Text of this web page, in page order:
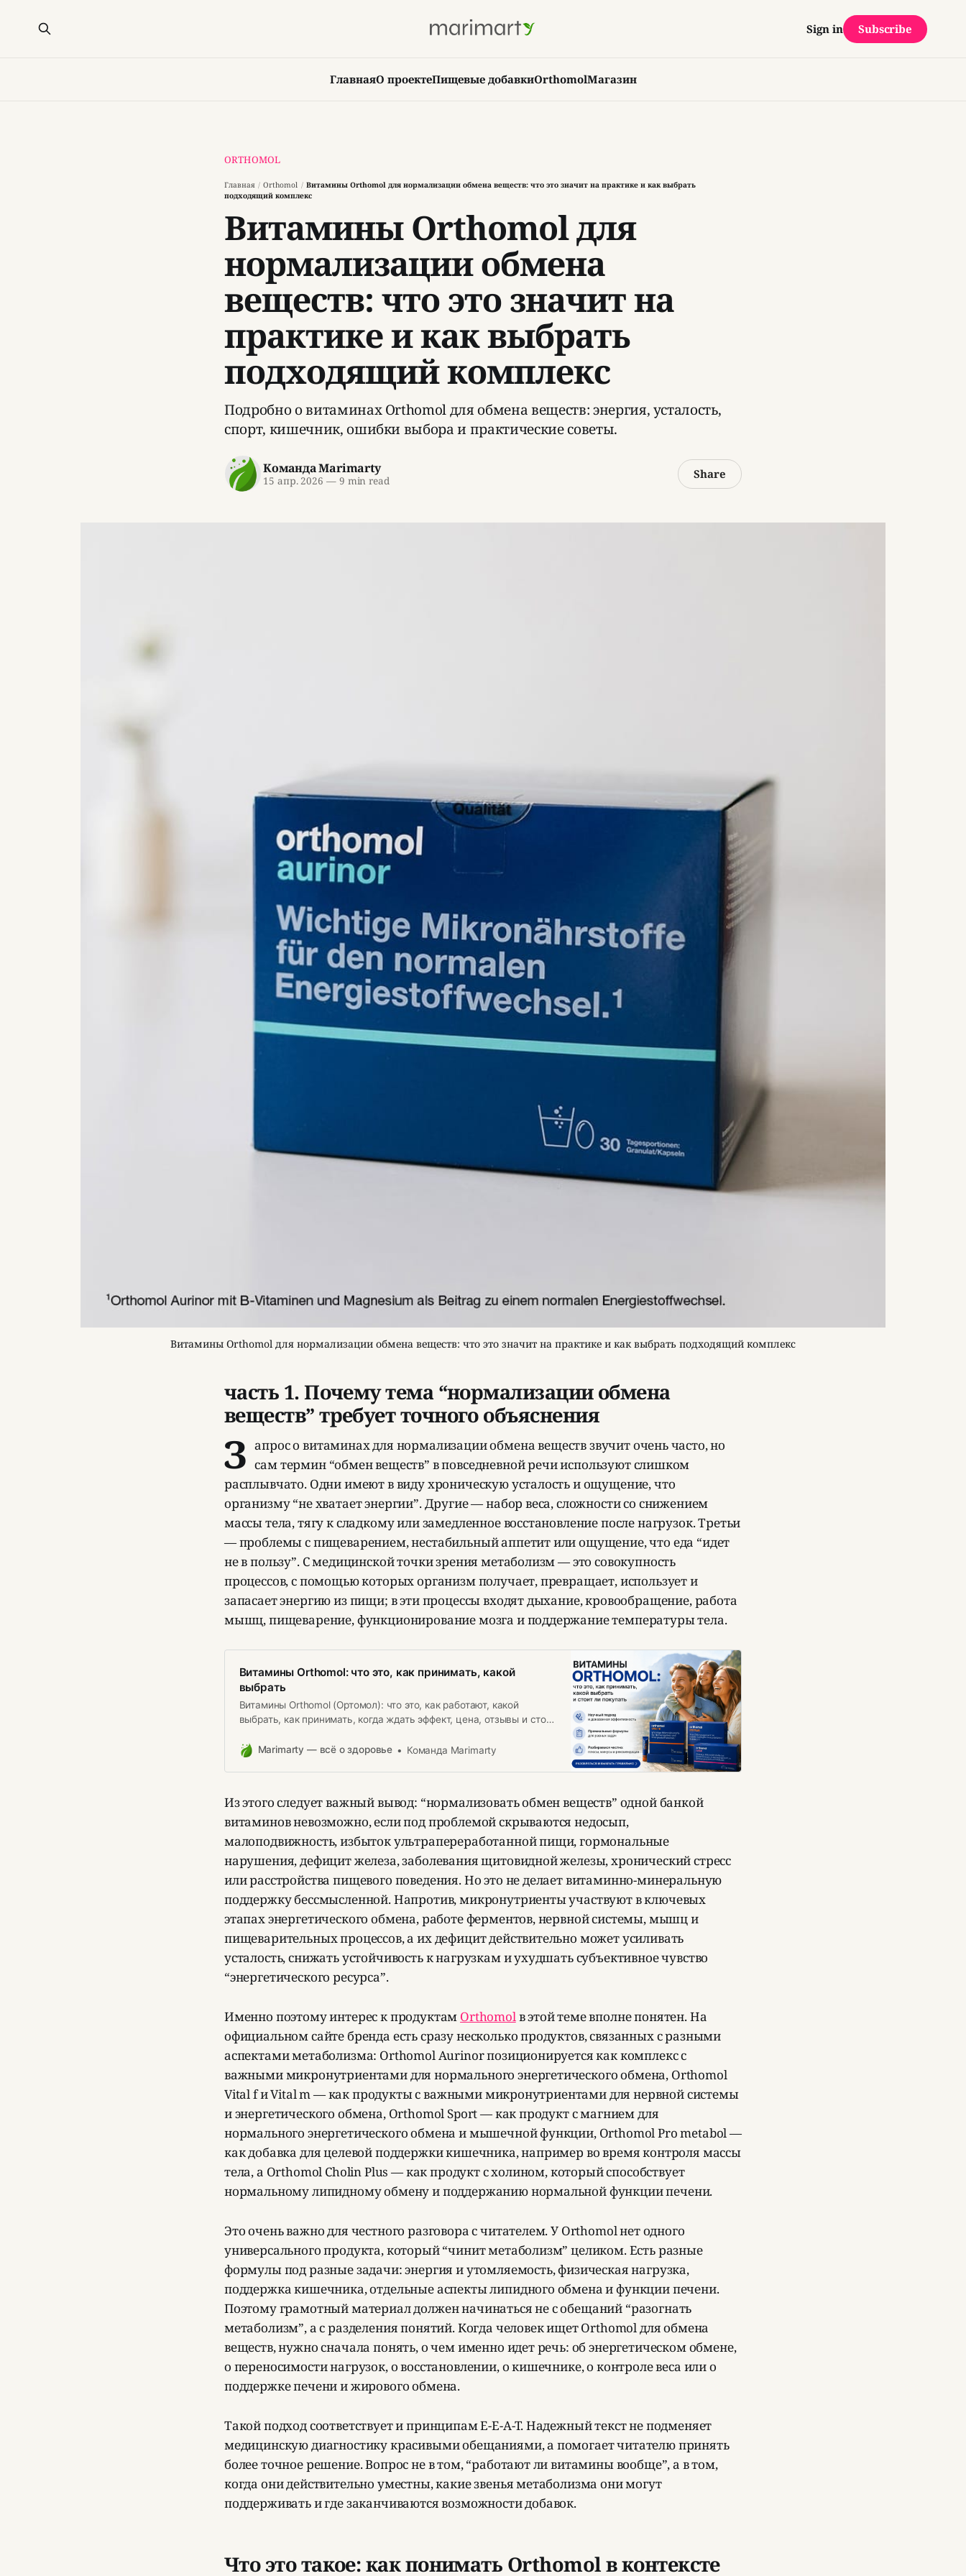
ГлавнаяО проектеПищевые добавкиOrthomolМагазин
Sign in Subscribe
ОRTHOMOL
Главная / Оrthomol / Витамины Orthomol для нормализации обмена веществ: что это значит на практике и как выбрать
подходящий комплекс
Витамины Orthomol для
нормализации обмена
веществ: что это значит на
практике и как выбрать
подходящий комплекс
Подробно о витаминах Orthomol для обмена веществ: энергия, усталость,
спорт, кишечник, ошибки выбора и практические советы.
Команда Marimarty
15 апр. 2026 —9 min read Share
Витамины Orthomol для нормализации обмена веществ: что это значит на практике и как выбрать подходящий комплекс
часть 1. Почему тема “нормализации обмена
веществ” требует точного объяснения
З апрос о витаминах для нормализации обмена веществ звучит очень часто, но
сам термин “обмен веществ” в повседневной речи используют слишком
расплывчато. Одни имеют в виду хроническую усталость и ощущение, что
организму “не хватает энергии”. Другие — набор веса, сложности со снижением
массы тела, тягу к сладкому или замедленное восстановление после нагрузок. Третьи
— проблемы с пищеварением, нестабильный аппетит или ощущение, что еда “идет
не в пользу”. С медицинской точки зрения метаболизм — это совокупность
процессов, с помощью которых организм получает, превращает, использует и
запасает энергию из пищи; в эти процессы входят дыхание, кровообращение, работа
мышц, пищеварение, функционирование мозга и поддержание температуры тела.
Витамины Orthomol: что это, как принимать, какой
выбрать
Витамины Orthomol (Ортомол): что это, как работают, какой
выбрать, как принимать, когда ждать эффект, цена, отзывы и стоит
Marimarty — всё о здоровье
Команда Marimarty
Из этого следует важный вывод: “нормализовать обмен веществ” одной банкой
витаминов невозможно, если под проблемой скрываются недосып,
малоподвижность, избыток ультрапереработанной пищи, гормональные
нарушения, дефицит железа, заболевания щитовидной железы, хронический стресс
или расстройства пищевого поведения. Но это не делает витаминно-минеральную
поддержку бессмысленной. Напротив, микронутриенты участвуют в ключевых
этапах энергетического обмена, работе ферментов, нервной системы, мышц и
пищеварительных процессов, а их дефицит действительно может усиливать
усталость, снижать устойчивость к нагрузкам и ухудшать субъективное чувство
“энергетического ресурса”.
Именно поэтому интерес к продуктам Orthomolв этой теме вполне понятен. На
официальном сайте бренда есть сразу несколько продуктов, связанных с разными
аспектами метаболизма: Orthomol Aurinor позиционируется как комплекс с
важными микронутриентами для нормального энергетического обмена, Orthomol
Vital f и Vital m — как продукты с важными микронутриентами для нервной системы
и энергетического обмена, Orthomol Sport — как продукт с магнием для
нормального энергетического обмена и мышечной функции, Orthomol Pro metabol —
как добавка для целевой поддержки кишечника, например во время контроля массы
тела, а Orthomol Cholin Plus — как продукт с холином, который способствует
нормальному липидному обмену и поддержанию нормальной функции печени.
Это очень важно для честного разговора с читателем. У Orthomol нет одного
универсального продукта, который “чинит метаболизм” целиком. Есть разные
формулы под разные задачи: энергия и утомляемость, физическая нагрузка,
поддержка кишечника, отдельные аспекты липидного обмена и функции печени.
Поэтому грамотный материал должен начинаться не с обещаний “разогнать
метаболизм”, а с разделения понятий. Когда человек ищет Orthomol для обмена
веществ, нужно сначала понять, о чем именно идет речь: об энергетическом обмене,
о переносимости нагрузок, о восстановлении, о кишечнике, о контроле веса или о
поддержке печени и жирового обмена.
Такой подход соответствует и принципам E-E-A-T. Надежный текст не подменяет
медицинскую диагностику красивыми обещаниями, а помогает читателю принять
более точное решение. Вопрос не в том, “работают ли витамины вообще”, а в том,
когда они действительно уместны, какие звенья метаболизма они могут
поддерживать и где заканчиваются возможности добавок.
Что это такое: как понимать Orthomol в контексте